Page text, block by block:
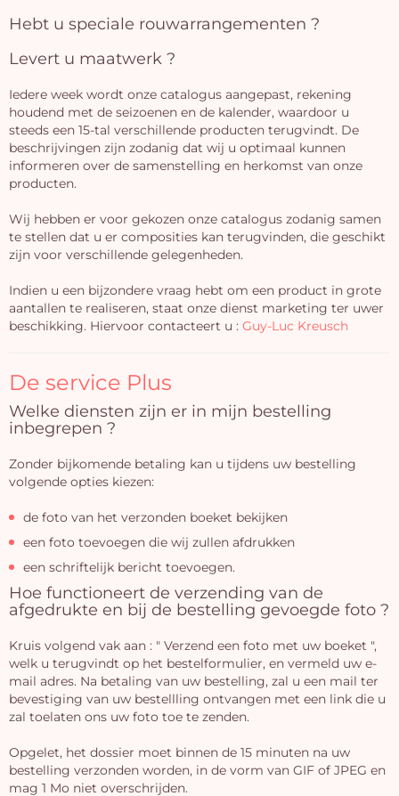
Hebt u speciale rouwarrangementen ?
Levert u maatwerk ?
Iedere week wordt onze catalogus aangepast, rekening
houdend met de seizoenen en de kalender, waardoor u
steeds een 15-tal verschillende producten terugvindt. De
beschrijvingen zijn zodanig dat wij u optimaal kunnen
informeren over de samenstelling en herkomst van onze
producten.
Wij hebben er voor gekozen onze catalogus zodanig samen
te stellen dat u er composities kan terugvinden, die geschikt
zijn voor verschillende gelegenheden.
Indien u een bijzondere vraag hebt om een product in grote
aantallen te realiseren, staat onze dienst marketing ter uwer
beschikking. Hiervoor contacteert u : Guy-Luc Kreusch
De service Plus
Welke diensten zijn er in mijn bestelling
inbegrepen ?
Zonder bijkomende betaling kan u tijdens uw bestelling
volgende opties kiezen:
de foto van het verzonden boeket bekijken
een foto toevoegen die wij zullen afdrukken
een schriftelijk bericht toevoegen.
Hoe functioneert de verzending van de
afgedrukte en bij de bestelling gevoegde foto ?
Kruis volgend vak aan : " Verzend een foto met uw boeket ",
welk u terugvindt op het bestelformulier, en vermeld uw e-
mail adres. Na betaling van uw bestelling, zal u een mail ter
bevestiging van uw bestellling ontvangen met een link die u
zal toelaten ons uw foto toe te zenden.
Opgelet, het dossier moet binnen de 15 minuten na uw
bestelling verzonden worden, in de vorm van GIF of JPEG en
mag 1 Mo niet overschrijden.